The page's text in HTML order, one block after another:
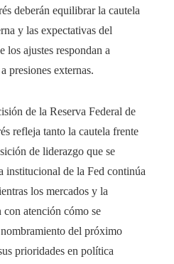
deberán equilibrar la cautela
y las expectativas del
los ajustes respondan a
presiones externas.
de la Reserva Federal de
refleja tanto la cautela frente
de liderazgo que se
institucional de la Fed continúa
los mercados y la
atención cómo se
del próximo
prioridades en política